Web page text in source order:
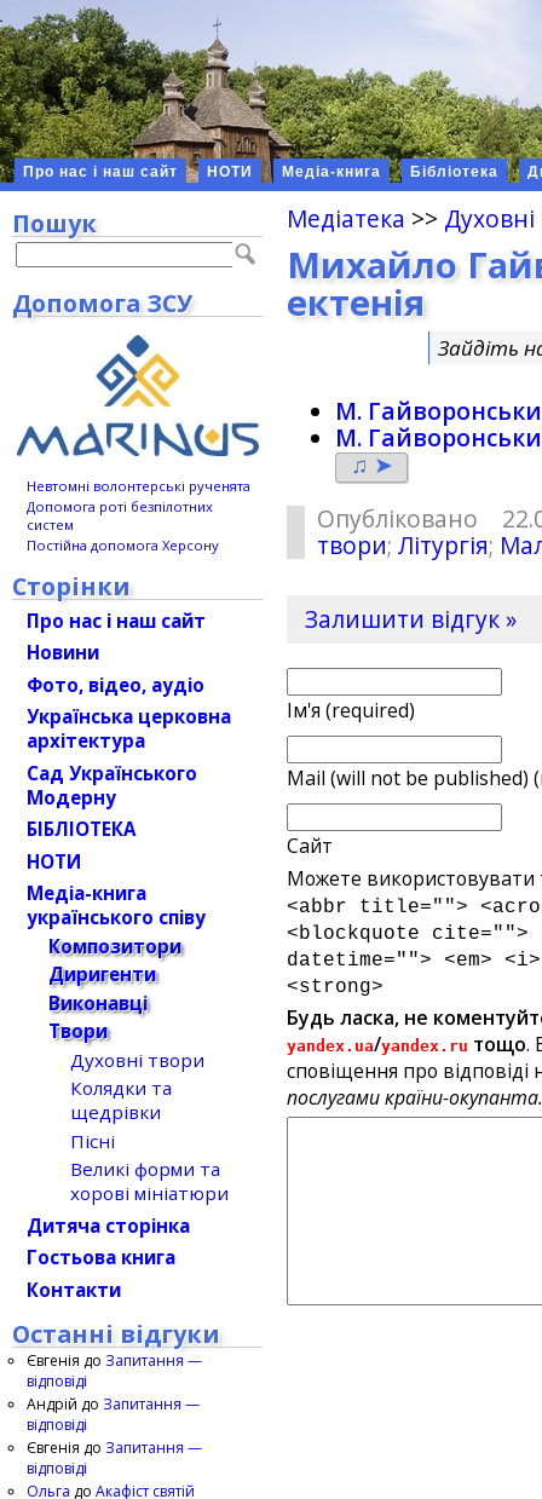
Про нас і наш сайт НОТИ Медіа-книга Бібліотека
Медіатека >>
Михайло
ектенія
Зайдіть
М.
М.
♫ ➤
Опубліковано
твори;Літургія;
Залишити відгук »
Ім'я (required)
Mail (will not be published)
Сайт
Можете використовувати
<abbr title="">
<blockquote cite="">
datetime=""> <em>
<strong>
Будь ласка, не
yandex.ua/yandex.ru тощо.
сповіщення про відповіді
послугами країни-
Пошук
Допомога ЗСУ
Невтомні волонтерські рученята
Допомога роті безпілотних
систем
Постійна допомога Херсону
Сторінки
Про нас і наш сайт
Новини
Фото, відео, аудіо
Українська церковна
архітектура
Сад Українського
Модерну
БІБЛІОТЕКА
НОТИ
Медіа-книга
українського співу
Композитори
Диригенти
Виконавці
Твори
Духовні твори
Колядки та
щедрівки
Пісні
Великі форми та
хорові мініатюри
Дитяча сторінка
Гостьова книга
Контакти
Останні відгуки
Євгенія до Запитання —
відповіді
Андрій до Запитання —
відповіді
Євгенія до Запитання —
відповіді
Ольга до Акафіст святій